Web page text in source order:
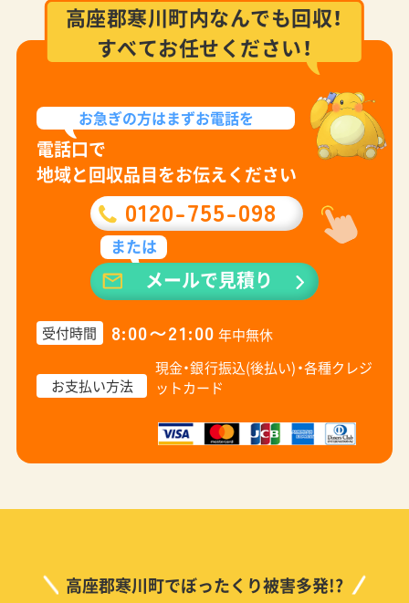
高座郡寒川町内なんでも回収！
すべてお任せください！
お急ぎの方はまずお電話を
電話口で
地域と回収品目をお伝えください
0120-755-098
または
メールで見積り
受付時間 8:00〜21:00 年中無休
お支払い方法
現金・銀行振込(後払い)・各種クレジ
ットカード
高座郡寒川町でぼったくり被害多発!?